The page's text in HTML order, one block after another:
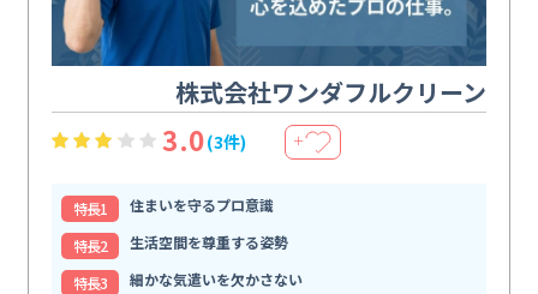
株式会社ワンダフルクリーン
3.0(3件) ＋
特⻑1
住まいを守るプロ意識
特⻑2
生活空間を尊重する姿勢
特⻑3
細かな気遣いを欠かさない